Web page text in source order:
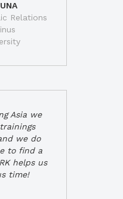
Relations
Asia we
we do
to find a
helps us
time!